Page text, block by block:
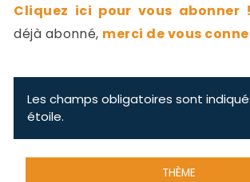
Cliquez ici pour vous abonner !
déjà abonné, merci de vous
Les champs obligatoires sont
étoile.
THÈME